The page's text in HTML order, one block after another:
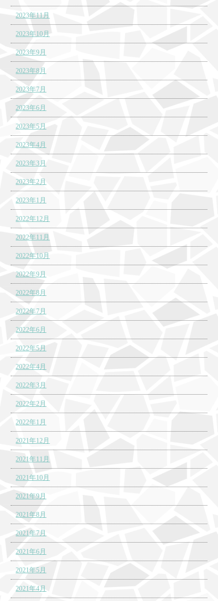
2023年11月
2023年10月
2023年9月
2023年8月
2023年7月
2023年6月
2023年5月
2023年4月
2023年3月
2023年2月
2023年1月
2022年12月
2022年11月
2022年10月
2022年9月
2022年8月
2022年7月
2022年6月
2022年5月
2022年4月
2022年3月
2022年2月
2022年1月
2021年12月
2021年11月
2021年10月
2021年9月
2021年8月
2021年7月
2021年6月
2021年5月
2021年4月